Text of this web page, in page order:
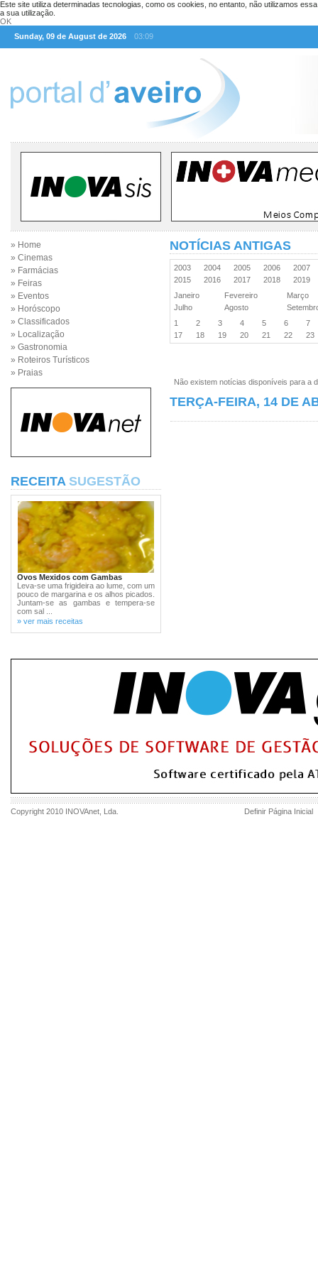
Este site utiliza determinadas tecnologias, como os cookies, no entanto, não utilizamos
a sua utilização.
OK
Sunday, 09 de August de 2026
03:09
» Home
» Cinemas
» Farmácias
» Feiras
» Eventos
» Horóscopo
» Classificados
» Localização
» Gastronomia
» Roteiros Turísticos
» Praias
RECEITA SUGESTÃO
Ovos Mexidos com Gambas
Leva-se uma frigideira ao lume, com um
pouco de margarina e os alhos picados.
Juntam-se as gambas e tempera-se
com sal ...
» ver mais receitas
NOTÍCIAS ANTIGAS
2003 2004 2005 2006
2007
2015
2016 2017 2018
2019
Janeiro
Fevereiro
Março
Julho
Agosto
1
2 3 4 5 6
7
17
18 19 20 21 22 23
Não existem notícias disponíveis para a
TERÇA-FEIRA, 14 DE
Copyright 2010 INOVAnet , Lda. Definir Página Inicial